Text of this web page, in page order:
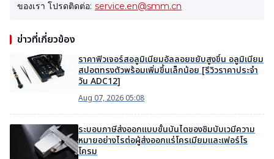
ของเรา โปรดติดต่อ: service.en@smm.cn
ข่าวที่เกี่ยวข้อง
ราคาฟิวเจอร์สอลูมิเนียมอัลลอยขยับสูงขึ้น อลูมิเนียม
สปอตทรงตัวพร้อมเพิ่มขึ้นเล็กน้อย [รีวิวราคาประจำ
วัน ADC12]
Aug 07, 2026 05:08
ระบอบภาษีส่งออกแบบขั้นบันไดของซิมบับเวมีความ
หมายอย่างไรต่อผู้ส่งออกแร่โครเมียมและเฟอร์โร
โครม